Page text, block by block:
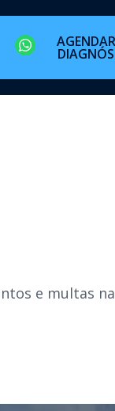
e multas